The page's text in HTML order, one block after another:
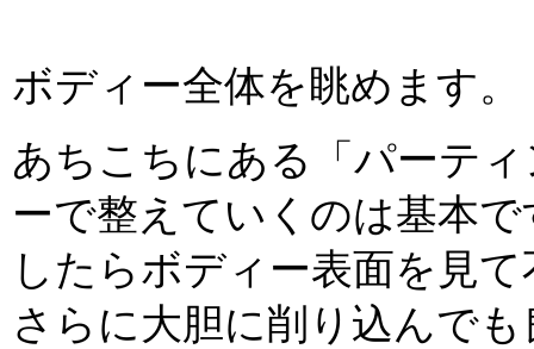
ボディー全体を眺めます。
あちこちにある「パーテ
ーで整えていくのは基本
したらボディー表面を見
さらに大胆に削り込んで